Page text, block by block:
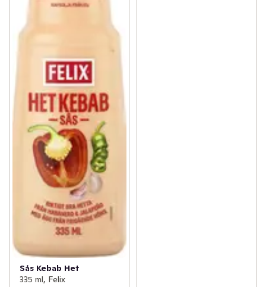
Sås Kebab Het
335 ml, Felix